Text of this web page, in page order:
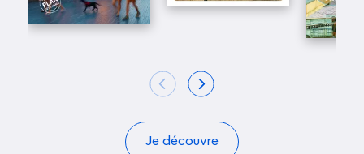
Je découvre